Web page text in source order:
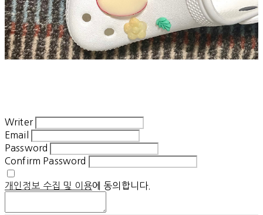
Writer
Email
Password
Confirm Password
개인정보 수집 및 이용에 동의합니다.